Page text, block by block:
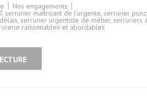
Nos engagements
, serrurier maitrisant de l’urgente, serrurier
, serrurier urgentiste de métier, serruriers
raisonnables et abordables